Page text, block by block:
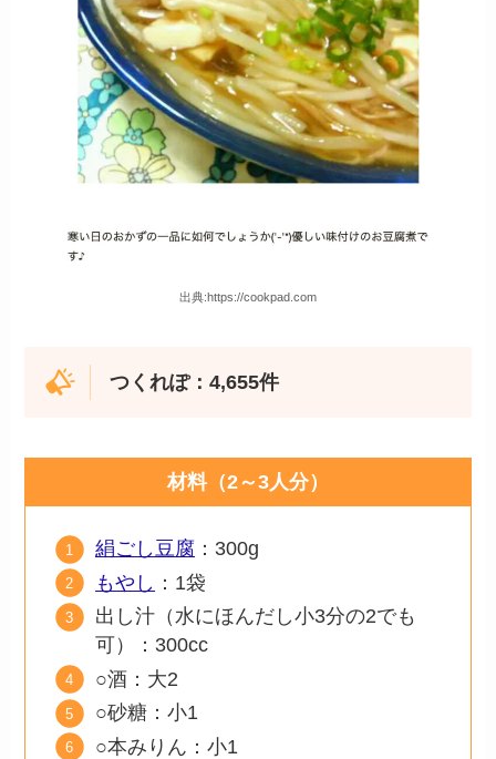
出典:https://cookpad.com
つくれぽ：4,655件
材料（2～3人分）
絹ごし豆腐 ：300g
もやし ：1袋
出し汁（水にほんだし小3分の2でも
可）：300cc
○酒：大2
○砂糖：小1
○本みりん：小1